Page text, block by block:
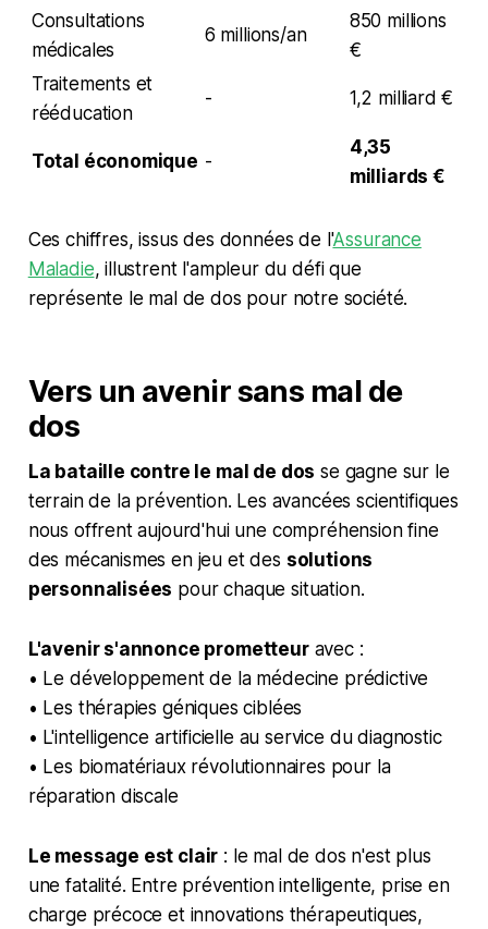
Consultations
médicales
6 millions/an
850 millions
€
Traitements et
rééducation
- 1,2 milliard €
Total économique -
4,35
milliards €
Ces chiffres, issus des données de l'Assurance
Maladie, illustrent l'ampleur du défi que
représente le mal de dos pour notre société.
Vers un avenir sans mal de
dos
La bataille contre le mal de dos se gagne sur le
terrain de la prévention. Les avancées scientifiques
nous offrent aujourd'hui une compréhension fine
des mécanismes en jeu et des solutions
personnalisées pour chaque situation.
L'avenir s'annonce prometteuravec :
• Le développement de la médecine prédictive
• Les thérapies géniques ciblées
• L'intelligence artificielle au service du diagnostic
• Les biomatériaux révolutionnaires pour la
réparation discale
Le message est clair : le mal de dos n'est plus
une fatalité. Entre prévention intelligente, prise en
charge précoce et innovations thérapeutiques,